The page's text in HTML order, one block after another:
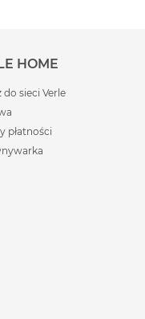
końcówek
HOME
do sieci Verle
płatności